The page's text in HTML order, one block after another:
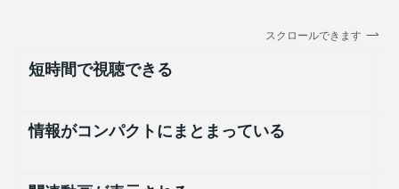
スクロールできます
短時間で視聴できる
情報がコンパクトにまとまっている